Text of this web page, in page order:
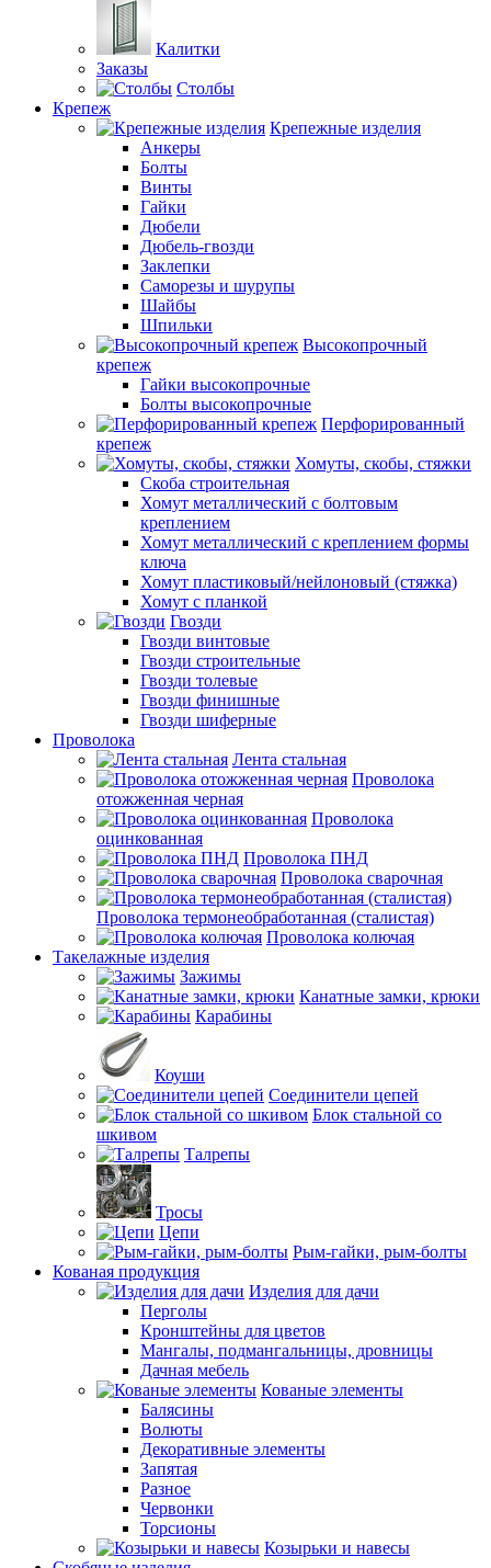
Калитки
Заказы
Столбы
Крепеж
Крепежные изделия
Анкеры
Болты
Винты
Гайки
Дюбели
Дюбель-гвозди
Заклепки
Саморезы и шурупы
Шайбы
Шпильки
Высокопрочный
крепеж
Гайки высокопрочные
Болты высокопрочные
Перфорированный
крепеж
Хомуты, скобы, стяжки
Скоба строительная
Хомут металлический с болтовым
креплением
Хомут металлический с креплением формы
ключа
Хомут пластиковый/нейлоновый (стяжка)
Хомут с планкой
Гвозди
Гвозди винтовые
Гвозди строительные
Гвозди толевые
Гвозди финишные
Гвозди шиферные
Проволока
Лента стальная
Проволока
отожженная черная
Проволока
оцинкованная
Проволока ПНД
Проволока сварочная
Проволока термонеобработанная (сталистая)
Проволока колючая
Такелажные изделия
Зажимы
Канатные замки, крюки
Карабины
Коуши
Соединители цепей
Блок стальной со
шкивом
Талрепы
Тросы
Цепи
Рым-гайки, рым-болты
Кованая продукция
Изделия для дачи
Перголы
Кронштейны для цветов
Мангалы, подмангальницы, дровницы
Дачная мебель
Кованые элементы
Балясины
Волюты
Декоративные элементы
Запятая
Разное
Червонки
Торсионы
Козырьки и навесы